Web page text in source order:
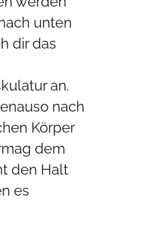
unten
dir das
an.
nach
Körper
dem
den Halt
es